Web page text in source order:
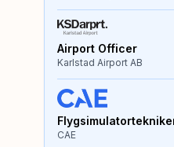
Airport Officer
Karlstad Airport AB
CAE